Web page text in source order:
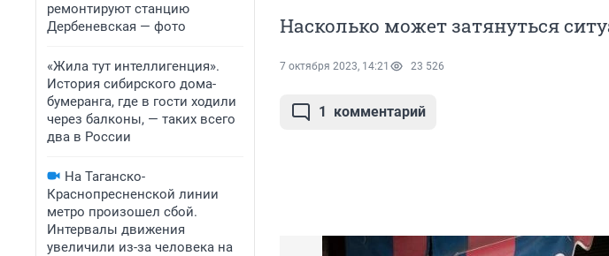
ремонтируют станцию
Дербеневская — фото
«Жила тут интеллигенция».
История сибирского дома-
бумеранга, где в гости ходили
через балконы, — таких всего
два в России
На Таганско-
Краснопресненской линии
метро произошел сбой.
Интервалы движения
увеличили из-за человека на
Насколько может затянуться
7 октября 2023, 14:21 23 526
1 комментарий